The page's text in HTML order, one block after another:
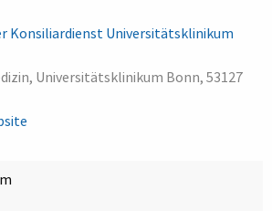
Konsiliardienst Universitätsklinikum
Universitätsklinikum Bonn, 53127